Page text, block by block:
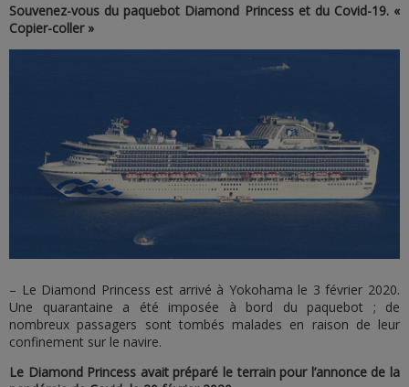
Souvenez-vous du paquebot Diamond Princess et du Covid-19. «
Copier-coller »
– Le Diamond Princess est arrivé à Yokohama le 3 février 2020.
Une quarantaine a été imposée à bord du paquebot ; de
nombreux passagers sont tombés malades en raison de leur
confinement sur le navire.
Le Diamond Princess avait préparé le terrain pour l’annonce de la